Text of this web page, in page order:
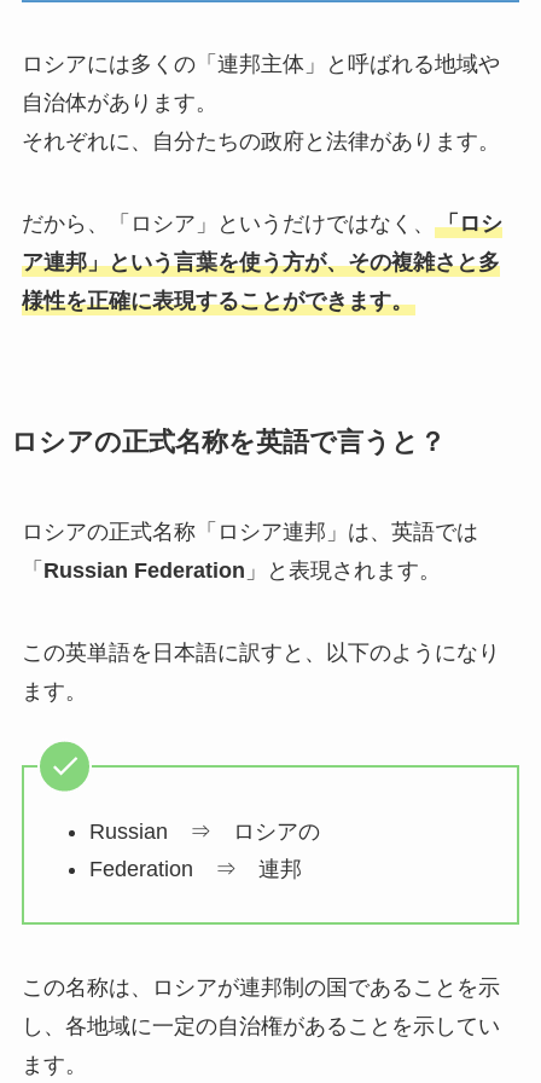
ロシアには多くの「連邦主体」と呼ばれる地域や
自治体があります。
それぞれに、自分たちの政府と法律があります。
だから、「ロシア」というだけではなく、 「ロシ
ア連邦」という言葉を使う方が、その複雑さと多
様性を正確に表現することができます。
ロシアの正式名称を英語で言うと？
ロシアの正式名称「ロシア連邦」は、英語では
「 Russian Federation 」と表現されます。
この英単語を日本語に訳すと、以下のようになり
ます。
Russian ⇒ ロシアの
Federation ⇒ 連邦
この名称は、ロシアが連邦制の国であることを示
し、各地域に一定の自治権があることを示してい
ます。